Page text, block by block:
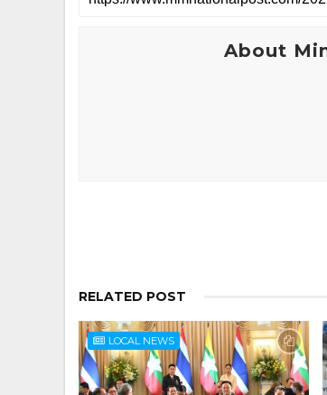
About
RELATED POST
LOCAL NEWS